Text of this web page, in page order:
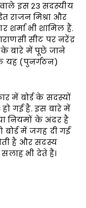
इस 23 सदस्यीय
राजन मिश्रा और
शर्मा भी शामिल हैं.
सीट पर नरेंद्र
के बारे में पूछे जाने
यह (पुनर्गठन)
में बोर्ड के सदस्यों
गई है. इस बारे में
नियमों के अंदर है
बोर्ड में जगह दी गई
है और सदस्य
भी देते हैं।